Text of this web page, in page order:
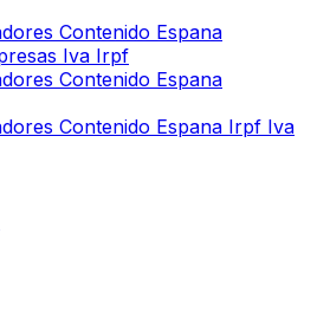
Contenido Espana
Iva Irpf
Contenido Espana
Contenido Espana Irpf Iva